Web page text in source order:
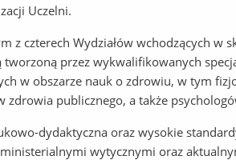
Uczelni.
z czterech Wydziałów wchodzących w
tworzoną przez wykwalifikowanych
w obszarze nauk o zdrowiu, w tym
zdrowia publicznego, a także
dydaktyczna oraz wysokie
wytycznymi oraz